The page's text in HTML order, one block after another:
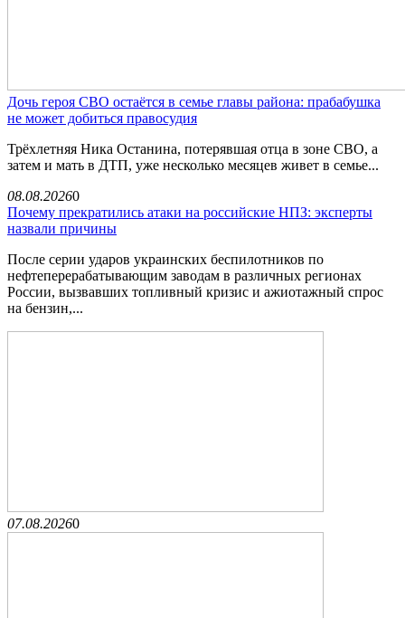
Дочь героя СВО остаётся в семье главы района: прабабушка
не может добиться правосудия
Трёхлетняя Ника Останина, потерявшая отца в зоне СВО, а
затем и мать в ДТП, уже несколько месяцев живет в семье...
08.08.20260
Почему прекратились атаки на российские НПЗ: эксперты
назвали причины
После серии ударов украинских беспилотников по
нефтеперерабатывающим заводам в различных регионах
России, вызвавших топливный кризис и ажиотажный спрос
на бензин,...
07.08.20260